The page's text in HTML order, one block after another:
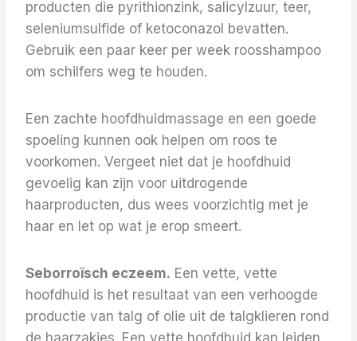
producten die pyrithionzink, salicylzuur, teer,
seleniumsulfide of ketoconazol bevatten.
Gebruik een paar keer per week roosshampoo
om schilfers weg te houden.
Een zachte hoofdhuidmassage en een goede
spoeling kunnen ook helpen om roos te
voorkomen. Vergeet niet dat je hoofdhuid
gevoelig kan zijn voor uitdrogende
haarproducten, dus wees voorzichtig met je
haar en let op wat je erop smeert.
Seborroïsch eczeem. Een vette, vette
hoofdhuid is het resultaat van een verhoogde
productie van talg of olie uit de talgklieren rond